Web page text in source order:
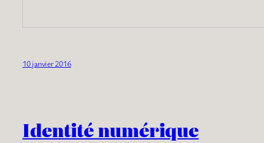
10 janvier 2016
Identité numérique